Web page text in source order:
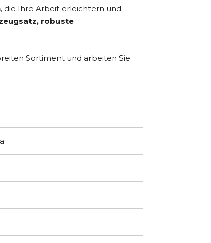
, die Ihre Arbeit erleichtern und
robuste
Sortiment und arbeiten Sie